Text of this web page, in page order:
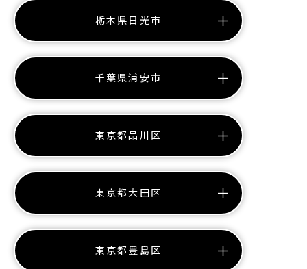
栃木県日光市
千葉県浦安市
東京都品川区
東京都大田区
東京都豊島区